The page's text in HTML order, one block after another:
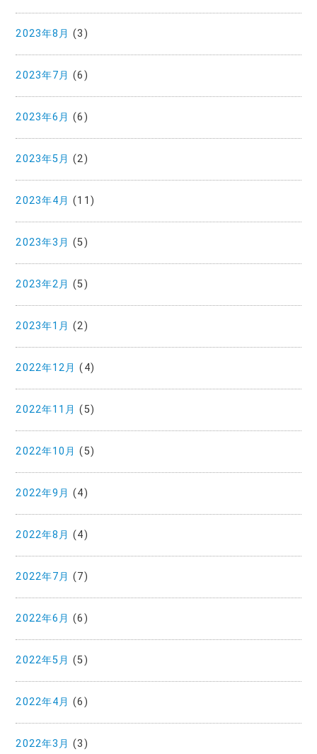
2023年8月 (3)
2023年7月 (6)
2023年6月 (6)
2023年5月 (2)
2023年4月 (11)
2023年3月 (5)
2023年2月 (5)
2023年1月 (2)
2022年12月 (4)
2022年11月 (5)
2022年10月 (5)
2022年9月 (4)
2022年8月 (4)
2022年7月 (7)
2022年6月 (6)
2022年5月 (5)
2022年4月 (6)
2022年3月 (3)